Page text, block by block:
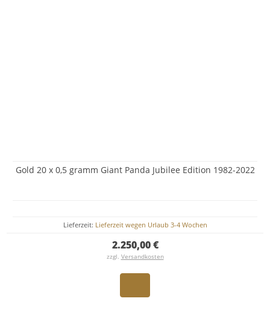
Gold 20 x 0,5 gramm Giant Panda Jubilee Edition 1982-2022
Lieferzeit: Lieferzeit wegen Urlaub 3-4 Wochen
2.250,00 €
zzgl. Versandkosten